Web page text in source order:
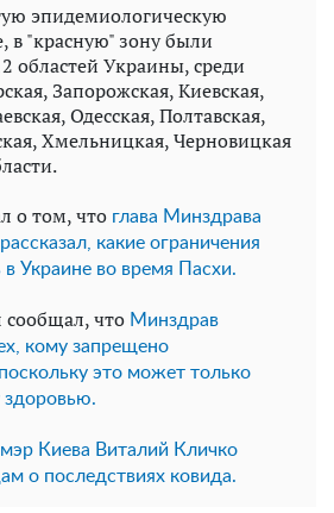
эпидемиологическую
в "красную" зону были
областей Украины, среди
Запорожская, Киевская,
Одесская, Полтавская,
Хмельницкая, Черновицкая
о том, что глава Минздрава
какие ограничения
в Украине во время Пасхи.
что Минздрав
кому запрещено
это может только
здоровью.
мэр Киева Виталий Кличко
о последствиях ковида.